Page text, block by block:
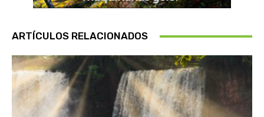
ARTÍCULOS RELACIONADOS